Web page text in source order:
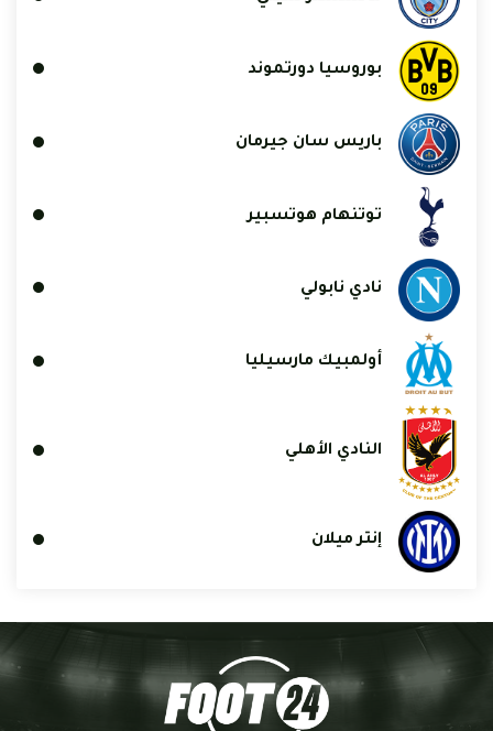
بوروسيا دورتموند
باريس سان جيرمان
توتنهام هوتسبير
نادي نابولي
أولمبيك مارسيليا
النادي الأهلي
إنتر ميلان